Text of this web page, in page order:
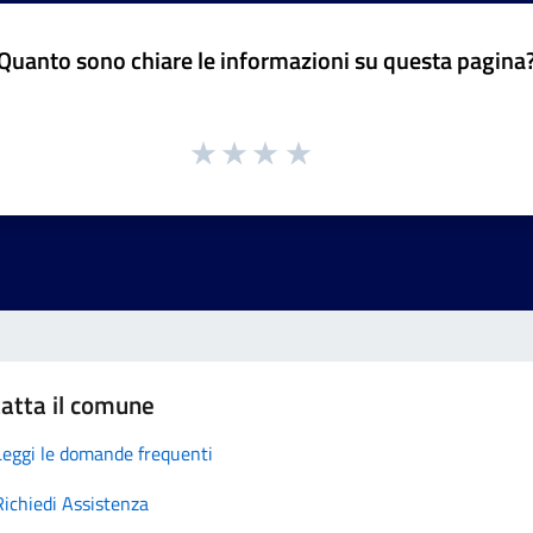
sono chiare le informazioni su questa
il comune
le domande frequenti
Assistenza